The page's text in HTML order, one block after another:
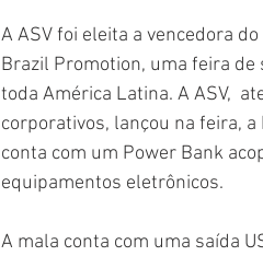
A ASV foi eleita a vencedora
Brazil Promotion, uma feira
toda América Latina. A ASV,
corporativos, lançou na feira,
conta com um Power Bank
equipamentos eletrônicos.
A mala conta com uma saída